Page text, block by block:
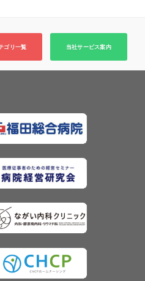
ゴリ一覧 当社サービス案内